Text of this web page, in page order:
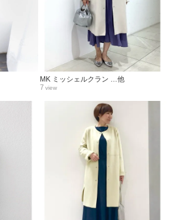
7 view
MK ミッシェルクラン …他